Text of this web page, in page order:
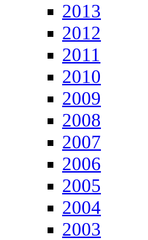
2013
2012
2011
2010
2009
2008
2007
2006
2005
2004
2003